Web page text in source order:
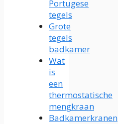
Portugese
tegels
Grote
tegels
badkamer
Wat
is
een
thermostatische
mengkraan
Badkamerkranen